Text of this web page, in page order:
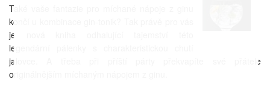
Také vaše fantazie pro míchané nápoje z ginu
končí u kombinace gin-tonik? Tak právě pro vás
je nová kniha odhalující tajemství této
legendární pálenky s charakteristickou chutí
jalovce. A třeba při příští párty překvapíte své přátele
originálnějším míchaným nápojem z ginu.